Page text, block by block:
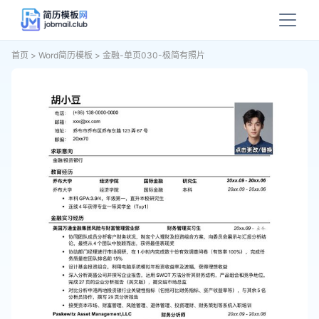
首页 > Word简历模板 > 金融-单页030-极简有照片